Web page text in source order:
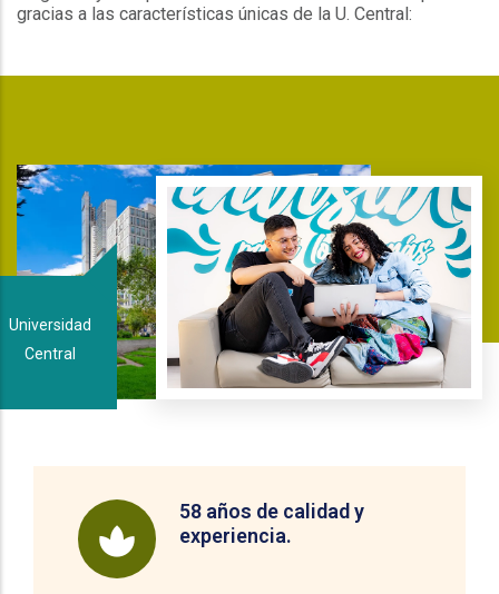
gracias a las características únicas de la U. Central:
Universidad
Central
58 años de calidad y
experiencia.